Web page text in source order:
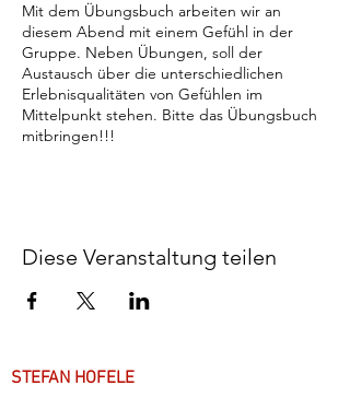
Mit dem Übungsbuch arbeiten wir an
diesem Abend mit einem Gefühl in der
Gruppe. Neben Übungen, soll der
Austausch über die unterschiedlichen
Erlebnisqualitäten von Gefühlen im
Mittelpunkt stehen. Bitte das Übungsbuch
mitbringen!!!
Diese Veranstaltung teilen
STEFAN HOFELE